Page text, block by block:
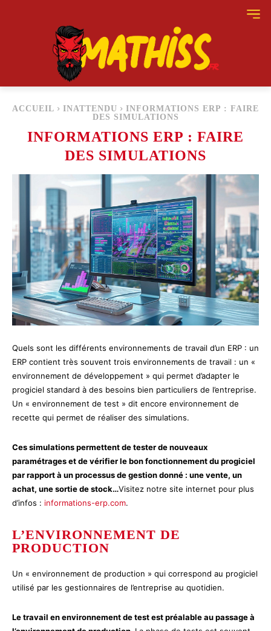
ACCUEIL INATTENDU
INFORMATIONS ERP : FAIRE
DES SIMULATIONS
INFORMATIONS ERP : FAIRE
DES SIMULATIONS
Quels sont les différents environnements de travail d’un ERP : un
ERP contient très souvent trois environnements de travail : un «
environnement de développement » qui permet d’adapter le
progiciel standard à des besoins bien particuliers de l’entreprise.
Un « environnement de test » dit encore environnement de
recette qui permet de réaliser des simulations.
Ces simulations permettent de tester de nouveaux
paramétrages et de vérifier le bon fonctionnement du progiciel
par rapport à un processus de gestion donné : une vente, un
achat, une sortie de stock…Visitez notre site internet pour plus
d’infos : informations-erp.com.
L’ENVIRONNEMENT DE
PRODUCTION
Un « environnement de production » qui correspond au progiciel
utilisé par les gestionnaires de l’entreprise au quotidien.
Le travail en environnement de test est préalable au passage à